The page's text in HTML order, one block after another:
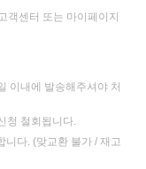
객센터 또는 마이페이지
이내에 발송해주셔야 처
청 철회됩니다.
니다. (맞교환 불가 / 재고